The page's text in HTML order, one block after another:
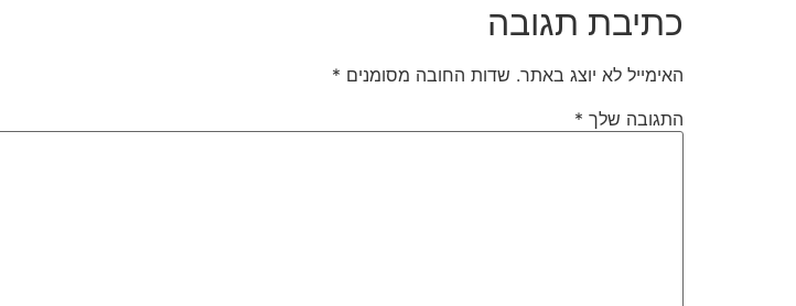
כתיבת תגובה
האימייל לא יוצג באתר. שדות החובה מסומנים *
התגובה שלך *